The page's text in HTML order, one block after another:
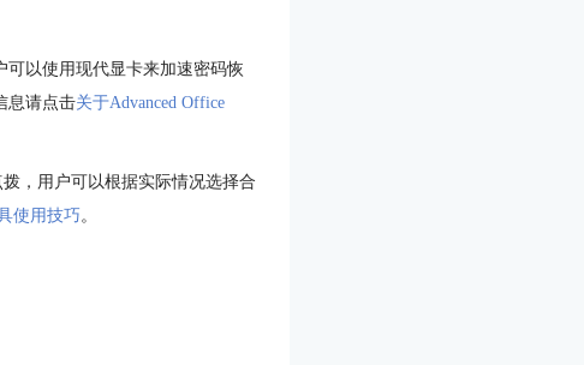
可以使用现代显卡来加速密码恢
息请点击关于Advanced Office
拨，用户可以根据实际情况选择合
使用技巧。